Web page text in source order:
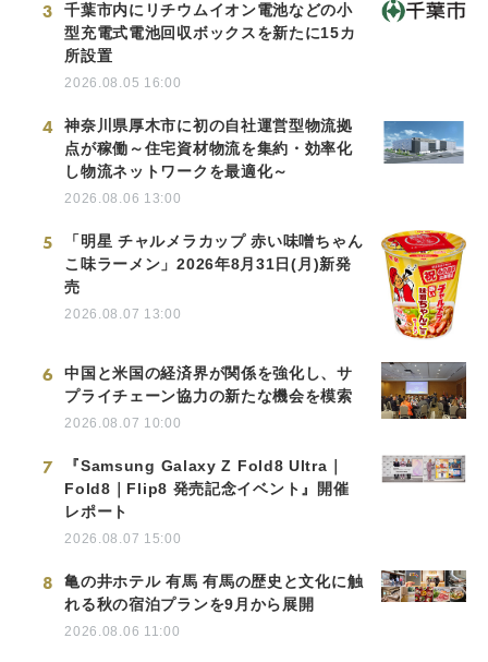
3
千葉市内にリチウムイオン電池などの小
型充電式電池回収ボックスを新たに15カ
所設置
2026.08.05 16:00
4
神奈川県厚木市に初の自社運営型物流拠
点が稼働～住宅資材物流を集約・効率化
し物流ネットワークを最適化～
2026.08.06 13:00
5
「明星 チャルメラカップ 赤い味噌ちゃん
こ味ラーメン」2026年8月31日(月)新発
売
2026.08.07 13:00
6
中国と米国の経済界が関係を強化し、サ
プライチェーン協力の新たな機会を模索
2026.08.07 10:00
7
『Samsung Galaxy Z Fold8 Ultra｜
Fold8｜Flip8 発売記念イベント』開催
レポート
2026.08.07 15:00
8
亀の井ホテル 有馬 有馬の歴史と文化に触
れる秋の宿泊プランを9月から展開
2026.08.06 11:00